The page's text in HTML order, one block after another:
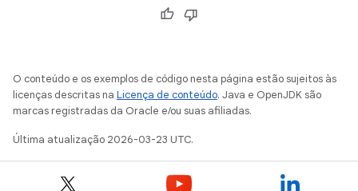
O conteúdo e os exemplos de código nesta página estão sujeitos às
licenças descritas na Licença de conteúdo. Java e OpenJDK são
marcas registradas da Oracle e/ou suas afiliadas.
Última atualização 2026-03-23 UTC.